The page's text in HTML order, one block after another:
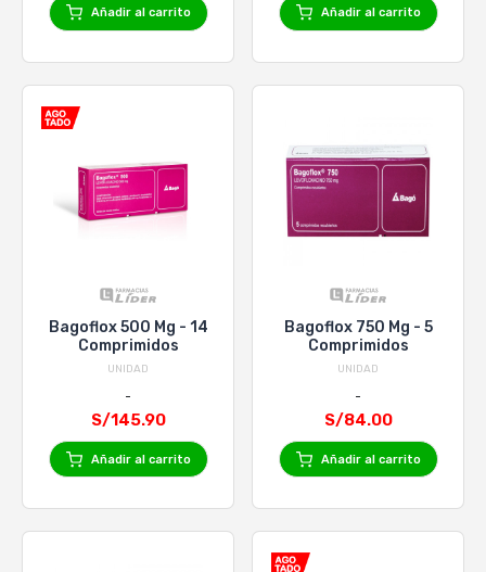
Añadir al carrito Añadir al carrito
Bagoflox 500 Mg - 14
Comprimidos
UNIDAD
S/145.90
Añadir al carrito
Bagoflox 750 Mg - 5
Comprimidos
UNIDAD
S/84.00
Añadir al carrito